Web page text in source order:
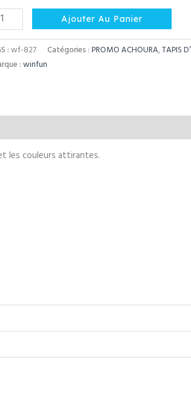
Ajouter Au Panier
:wf-827 Catégories :PROMO ACHOURA,TAPIS
:winfun
les couleurs attirantes.